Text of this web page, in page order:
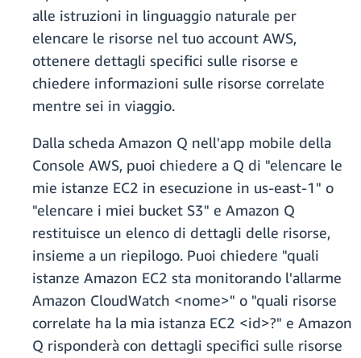
alle istruzioni in linguaggio naturale per
elencare le risorse nel tuo account AWS,
ottenere dettagli specifici sulle risorse e
chiedere informazioni sulle risorse correlate
mentre sei in viaggio.
Dalla scheda Amazon Q nell'app mobile della
Console AWS, puoi chiedere a Q di "elencare le
mie istanze EC2 in esecuzione in us-east-1" o
"elencare i miei bucket S3" e Amazon Q
restituisce un elenco di dettagli delle risorse,
insieme a un riepilogo. Puoi chiedere "quali
istanze Amazon EC2 sta monitorando l'allarme
Amazon CloudWatch <nome>" o "quali risorse
correlate ha la mia istanza EC2 <id>?" e Amazon
Q risponderà con dettagli specifici sulle risorse